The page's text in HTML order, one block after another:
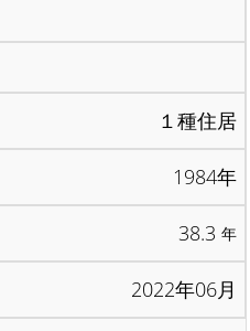
１種住居
1984年
38.3 年
2022年06月